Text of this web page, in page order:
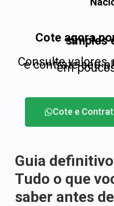
Cote agora
simples
Consulte
e contrate seu
em
Cote e
Guia
Tudo o que
saber antes